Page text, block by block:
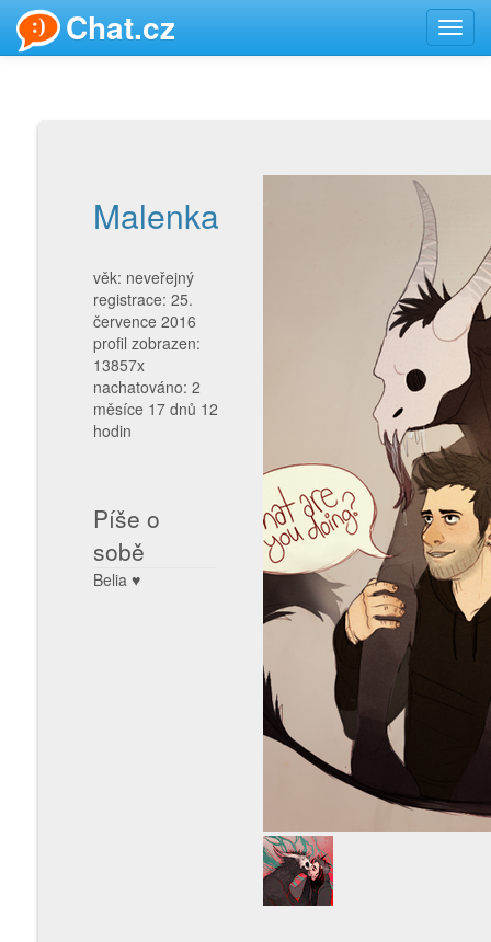
Chat.cz
Malenka
věk: neveřejný
registrace: 25.
července 2016
profil zobrazen:
13857x
nachatováno: 2
měsíce 17 dnů 12
hodin
Píše o
sobě
Belia ♥️